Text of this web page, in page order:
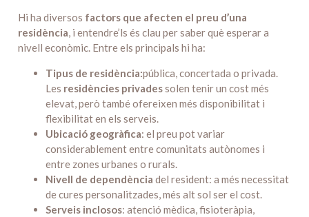
Hi ha diversos factors que afecten el preu d’una
residència, i entendre’ls és clau per saber què esperar a
nivell econòmic. Entre els principals hi ha:
Tipus de residència:pública, concertada o privada.
Les residències privadessolen tenir un cost més
elevat, però també ofereixen més disponibilitat i
flexibilitat en els serveis.
Ubicació geogràfica: el preu pot variar
considerablement entre comunitats autònomes i
entre zones urbanes o rurals.
Nivell de dependència del resident: a més necessitat
de cures personalitzades, més alt sol ser el cost.
Serveis inclosos: atenció mèdica, fisioteràpia,